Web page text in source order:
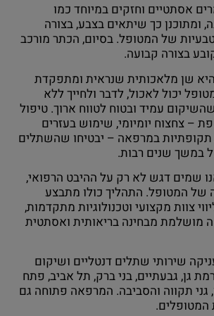
אסתטיים וחזקים במיוחד כמו
ומתוכנן כך שיתאים בצבע, בצורה
של המטופל. בסיום, הכתר מורכב
בצורה קבועה.
שן מלאכותית שנראית ומתפקדת
יכול לאכול, לדבר ולחייך ללא
עמיד ובטוח לטווח ארוך. טיפול
– צחצוח יומיומי, שימוש בעזרים
תקופתיות במרפאה – יבטיחו שהשתלים
במשך שנים רבות.
שמים דגש לא רק על ההיבט הרפואי,
של המטופל. התהליך כולו מתבצע
צוות מקצועי וטכנולוגיות מתקדמות,
מושלמת מבחינה בריאותית ואסתטית
שירותי שתלים דנטליים ושיקום
גן, גבעתיים, בני ברק, תל אביב, פתח
גני תקווה והסביבה. המרפאה פתוחה גם
המטופלים.